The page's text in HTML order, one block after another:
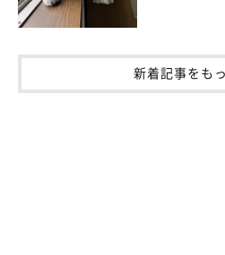
保するようにしてください。
尿量や飲水量が増えてきたと感じ
など、病気の早期発見も視野に入れ
新着記事をも